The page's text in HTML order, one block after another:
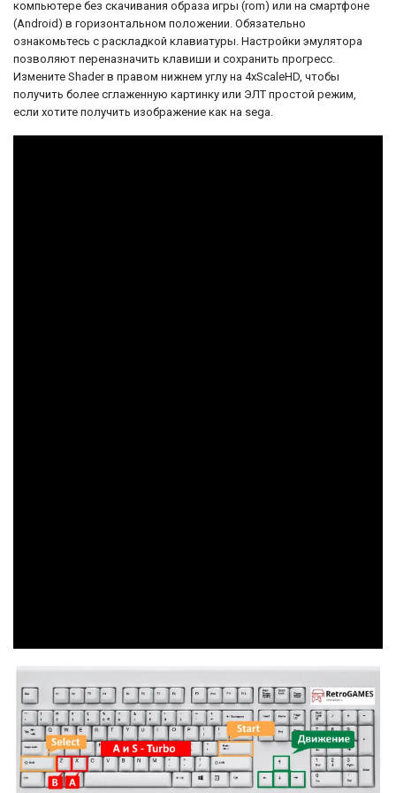
компьютере без скачивания образа игры (rom) или на смартфоне
(Android) в горизонтальном положении. Обязательно
ознакомьтесь с раскладкой клавиатуры. Настройки эмулятора
позволяют переназначить клавиши и сохранить прогресс.
Измените Shader в правом нижнем углу на 4xScaleHD, чтобы
получить более сглаженную картинку или ЭЛТ простой режим,
если хотите получить изображение как на sega.